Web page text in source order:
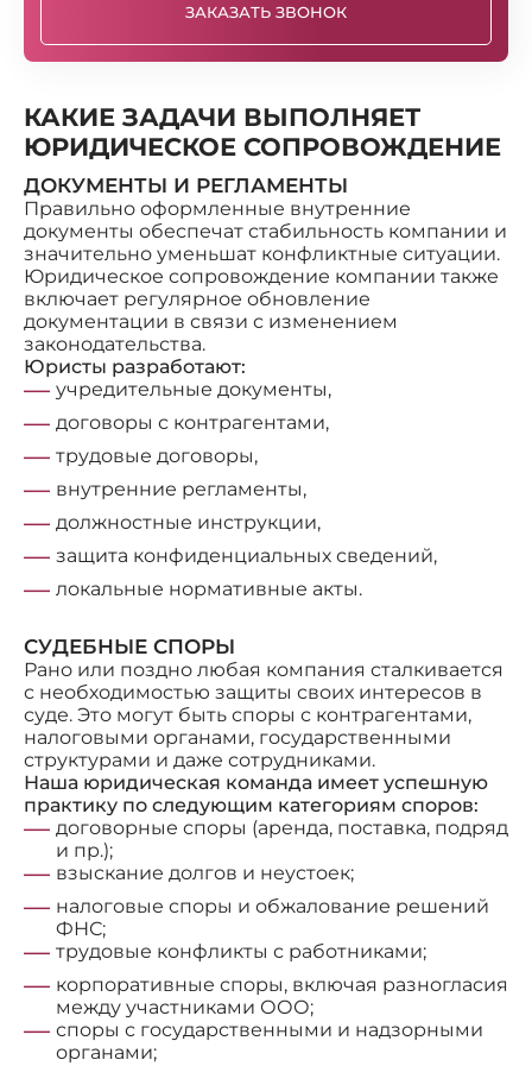
ЗАКАЗАТЬ ЗВОНОК
КАКИЕ ЗАДАЧИ ВЫПОЛНЯЕТ
ЮРИДИЧЕСКОЕ СОПРОВОЖДЕНИЕ
ДОКУМЕНТЫ И РЕГЛАМЕНТЫ
Правильно оформленные внутренние
документы обеспечат стабильность компании и
значительно уменьшат конфликтные ситуации.
Юридическое сопровождение компании также
включает регулярное обновление
документации в связи с изменением
законодательства.
Юристы разработают:
учредительные документы,
договоры с контрагентами,
трудовые договоры,
внутренние регламенты,
должностные инструкции,
защита конфиденциальных сведений,
локальные нормативные акты.
СУДЕБНЫЕ СПОРЫ
Рано или поздно любая компания сталкивается
с необходимостью защиты своих интересов в
суде. Это могут быть споры с контрагентами,
налоговыми органами, государственными
структурами и даже сотрудниками.
Наша юридическая команда имеет успешную
практику по следующим категориям споров:
договорные споры (аренда, поставка, подряд
и пр.);
взыскание долгов и неустоек;
налоговые споры и обжалование решений
ФНС;
трудовые конфликты с работниками;
корпоративные споры, включая разногласия
между участниками ООО;
споры с государственными и надзорными
органами;